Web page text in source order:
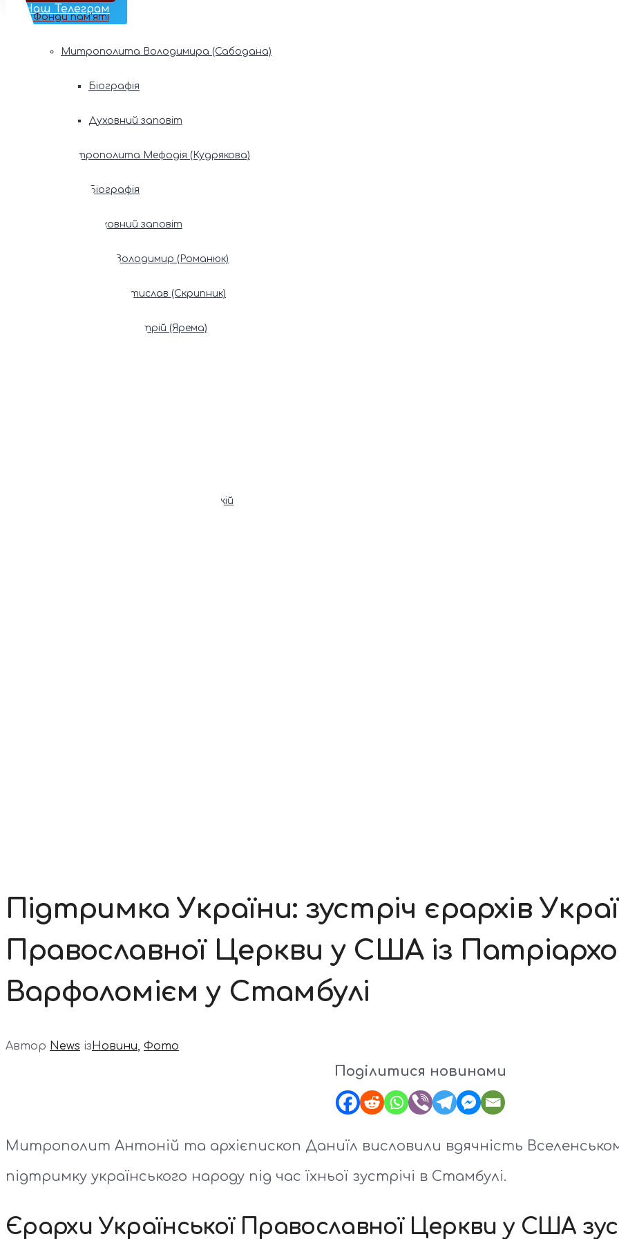
Наш Телеграм
Фонди пам’яті
Митрополита Володимира (Сабодана)
Біографія
Духовний заповіт
Митрополита Мефодія (Кудрякова)
Біографія
Духовний заповіт
Патріарх Володимир (Романюк)
Патріарх Мстислав (Скрипник)
Патріарх Димитрій (Ярема)
Записки за здоров’я та за упокій
Підтримка України: зустріч єрархів
Православної Церкви у США із
Варфоломієм у Стамбулі
Автор News ізНовини, Фото
Поділитися новинами
Митрополит Антоній та архієпископ Даниїл висловили вдячність
підтримку українського народу під час їхньої зустрічі в Стамбулі.
Єрархи Української Православної Церкви у США